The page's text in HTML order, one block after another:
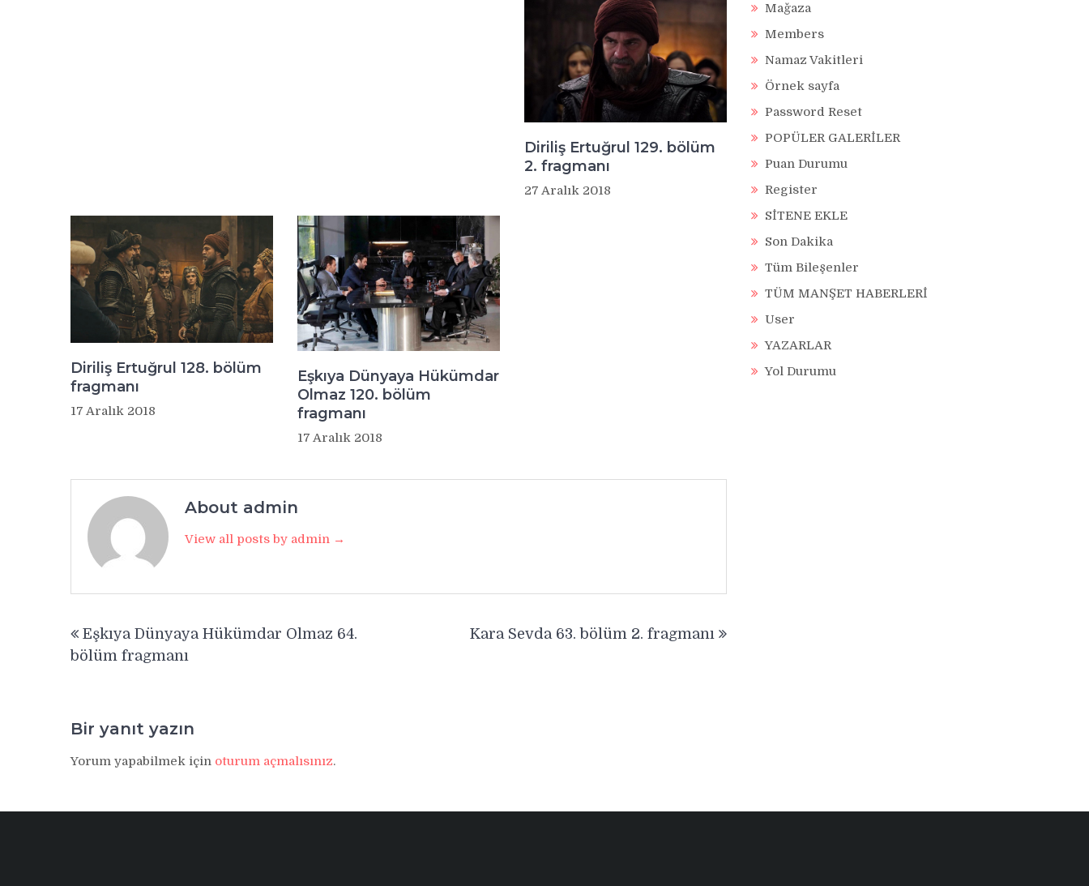
Diriliş Ertuğrul 129. bölüm
2. fragmanı
27 Aralık 2018
Diriliş Ertuğrul 128. bölüm
fragmanı
17 Aralık 2018
Eşkıya Dünyaya Hükümdar
Olmaz 120. bölüm
fragmanı
17 Aralık 2018
About admin
View all posts by admin →
gezinmesi
Eşkıya Dünyaya Hükümdar Olmaz 64.
bölüm fragmanı
Kara Sevda 63. bölüm 2. fragmanı
Bir yanıt yazın
Yorum yapabilmek için oturum açmalısınız.
Mağaza
Members
Namaz Vakitleri
Örnek sayfa
Password Reset
POPÜLER GALERİLER
Puan Durumu
Register
SİTENE EKLE
Son Dakika
Tüm Bileşenler
TÜM MANŞET HABERLERİ
User
YAZARLAR
Yol Durumu